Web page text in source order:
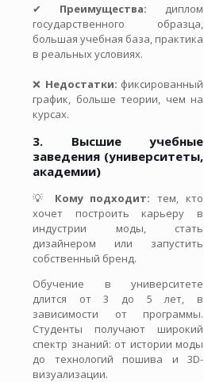
✔ Преимущества: диплом
государственного образца,
большая учебная база, практика
в реальных условиях.
❌ Недостатки: фиксированный
график, больше теории, чем на
курсах.
3. Высшие учебные
заведения (университеты,
академии)
💡 Кому подходит: тем, кто
хочет построить карьеру в
индустрии моды, стать
дизайнером или запустить
собственный бренд.
Обучение в университете
длится от 3 до 5 лет, в
зависимости от программы.
Студенты получают широкий
спектр знаний: от истории моды
до технологий пошива и 3D-
визуализации.